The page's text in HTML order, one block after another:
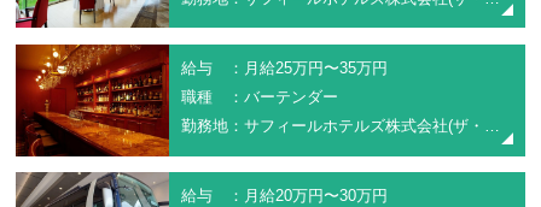
給与 ：月給25万円〜35万円
職種 ：バーテンダー
勤務地：サフィールホテルズ株式会社(ザ・ウィンザーホテル洞爺リゾート＆スパ)
給与 ：月給20万円〜30万円